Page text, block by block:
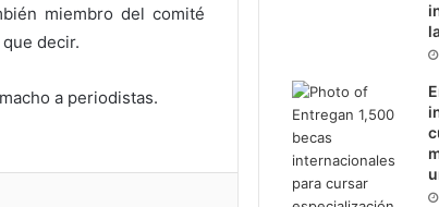
miembro del comité
decir.
a periodistas.